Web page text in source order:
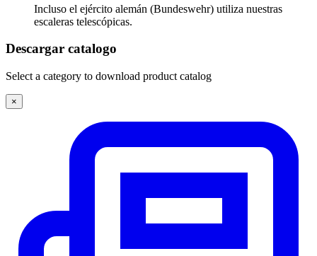
Incluso el ejército alemán (Bundeswehr) utiliza nuestras
escaleras telescópicas.
Descargar catalogo
Select a category to download product catalog
×